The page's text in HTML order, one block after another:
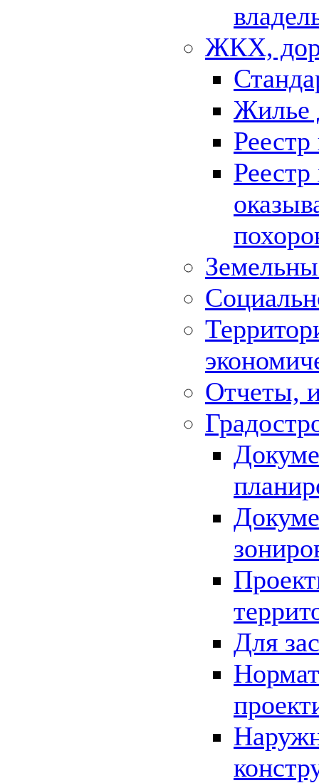
ЖКХ,
Жилье
Отчеты,
Для